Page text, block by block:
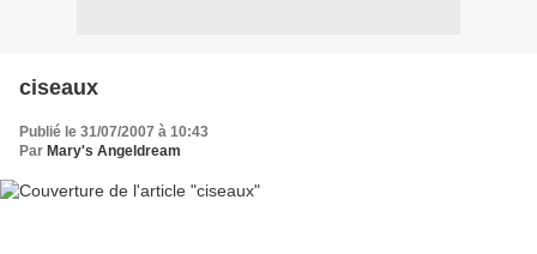
ciseaux
Publié le 31/07/2007 à 10:43
Par Mary's Angeldream